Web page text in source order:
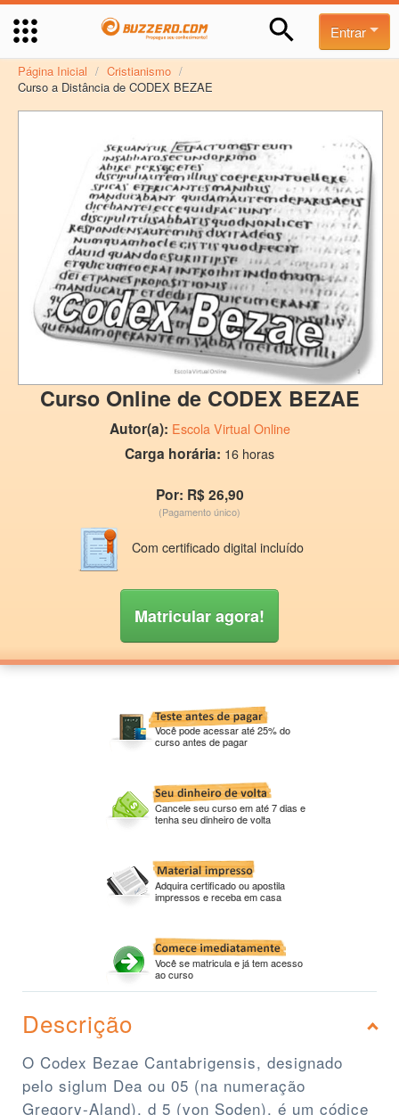
Entrar
Página Inicial / Cristianismo /
Curso a Distância de CODEX BEZAE
Curso Online de CODEX BEZAE
Autor(a): Escola Virtual Online
Carga horária: 16 horas
Por: R$ 26,90
(Pagamento único)
Com certificado digital incluído
Matricular agora!
Você pode acessar até 25% do
curso antes de pagar
Cancele seu curso em até 7 dias e
tenha seu dinheiro de volta
Adquira certificado ou apostila
impressos e receba em casa
Você se matricula e já tem acesso
ao curso
Descrição
O Codex Bezae Cantabrigensis, designado
pelo siglum Dea ou 05 (na numeração
Gregory-Aland), d 5 (von Soden), é um códice